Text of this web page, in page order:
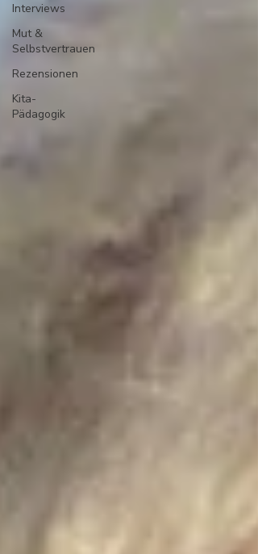
Interviews
Mut &
Selbstvertrauen
Rezensionen
Kita-
Pädagogik